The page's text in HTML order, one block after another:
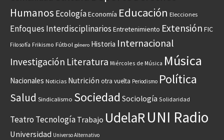
Humanos EcologíaEconomía Educación Elecciones
Enfoques Interdisciplinarios Entretenimiento Extensión FIC
Filosofía Frikismo Fútbol género Historia Internacional
Investigación Literatura Miércoles de Música Música
Nacionales Noticias Nutrición otra vuelta Periodismo Política
Salud Sindicalismo Sociedad Sociología Solidaridad
Teatro Tecnología Trabajo UdelaRUNI Radio
Universidad Universo Alternativo